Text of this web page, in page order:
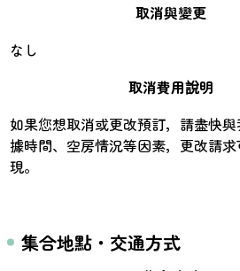
取消與變更
なし
取消費用說明
如果您想取消或更改預訂，請盡快
據時間、空房情況等因素，更改請
現。
集合地點・交通方式